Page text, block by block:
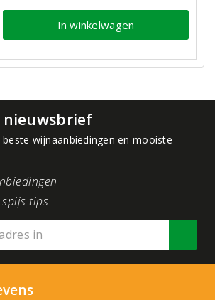
In winkelwagen
nieuwsbrief
wijnaanbiedingen en mooiste
tips